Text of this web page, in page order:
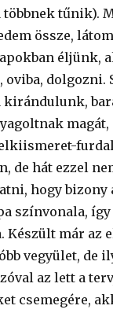
tűnik).
össze,
éljünk,
oviba,
kirándulunk,
de hát ezzel
hogy bizony
színvonala,
Készült már az
vegyület, de
az lett a
csemegére,